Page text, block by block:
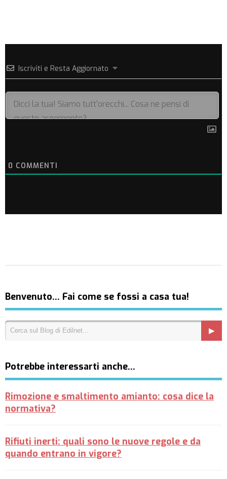
Iscriviti e Resta Aggiornato
0 COMMENTI
Benvenuto… Fai come se fossi a casa tua!
Potrebbe interessarti anche…
Rimozione e smaltimento amianto: cosa dice la
normativa?
Rifiuti inerti: quali sono le nuove regole e da
quando entrano in vigore?